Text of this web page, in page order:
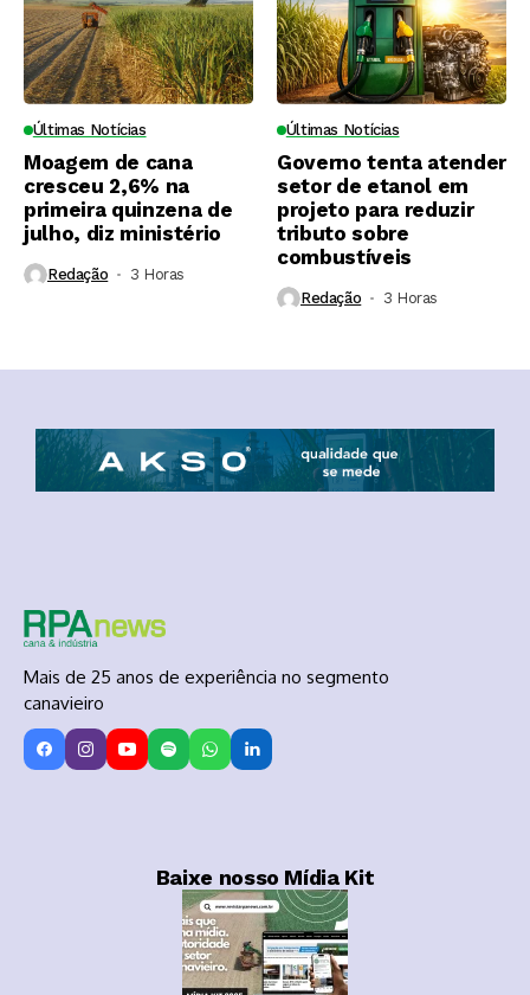
Últimas Notícias
Moagem de cana
cresceu 2,6% na
primeira quinzena de
julho, diz ministério
Redação 3 Horas ⁮
Últimas Notícias
Governo tenta atender
setor de etanol em
projeto para reduzir
tributo sobre
combustíveis
Redação 3 Horas ⁮
Mais de 25 anos de experiência no segmento
canavieiro
Baixe nosso Mídia Kit